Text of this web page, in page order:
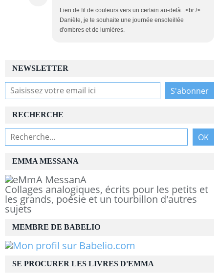
Lien de fil de couleurs vers un certain au-delà...<br />
Danièle, je te souhaite une journée ensoleillée
d'ombres et de lumières.
NEWSLETTER
RECHERCHE
EMMA MESSANA
Collages analogiques, écrits pour les petits et
les grands, poésie et un tourbillon d'autres
sujets
MEMBRE DE BABELIO
SE PROCURER LES LIVRES D'EMMA